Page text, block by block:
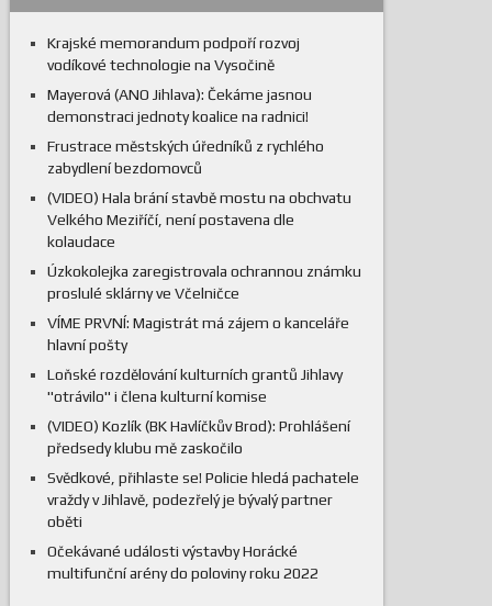
Krajské memorandum podpoří rozvoj
vodíkové technologie na Vysočině
Mayerová (ANO Jihlava): Čekáme jasnou
demonstraci jednoty koalice na radnici!
Frustrace městských úředníků z rychlého
zabydlení bezdomovců
(VIDEO) Hala brání stavbě mostu na obchvatu
Velkého Meziříčí, není postavena dle
kolaudace
Úzkokolejka zaregistrovala ochrannou známku
proslulé sklárny ve Včelničce
VÍME PRVNÍ: Magistrát má zájem o kanceláře
hlavní pošty
Loňské rozdělování kulturních grantů Jihlavy
"otrávilo" i člena kulturní komise
(VIDEO) Kozlík (BK Havlíčkův Brod): Prohlášení
předsedy klubu mě zaskočilo
Svědkové, přihlaste se! Policie hledá pachatele
vraždy v Jihlavě, podezřelý je bývalý partner
oběti
Očekávané události výstavby Horácké
multifunční arény do poloviny roku 2022